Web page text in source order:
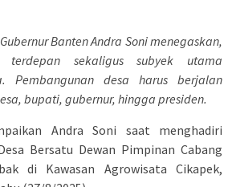
Banten Andra Soni menegaskan,
sekaligus subyek utama
Pembangunan desa harus berjalan
bupati, gubernur, hingga presiden.
Andra Soni saat menghadiri
Bersatu Dewan Pimpinan Cabang
di Kawasan Agrowisata Cikapek,